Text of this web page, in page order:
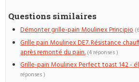
Questions similaires
Démonter grille-pain Moulinex Principio
Grille pain Moulinex DE7. Résistance
après remonté du pain. (4 réponses )
Grille-pain Moulinex Perfect toast 142 -
réponses )